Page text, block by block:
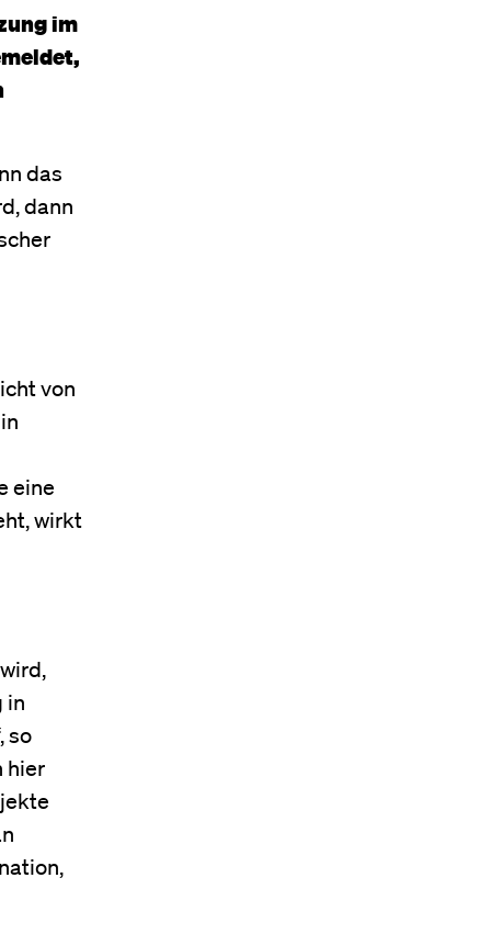
im
das
dann
von
eine
wirkt
in
so
hier